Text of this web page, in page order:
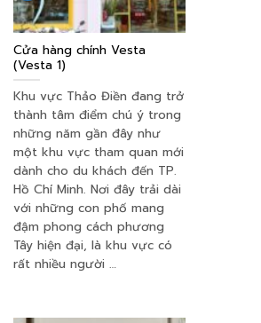
Cửa hàng chính Vesta
(Vesta 1)
Khu vực Thảo Điền đang trở
thành tâm điểm chú ý trong
những năm gần đây như
một khu vực tham quan mới
dành cho du khách đến TP.
Hồ Chí Minh. Nơi đây trải dài
với những con phố mang
đậm phong cách phương
Tây hiện đại, là khu vực có
rất nhiều người …